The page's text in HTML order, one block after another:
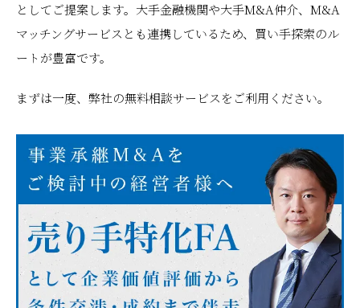
としてご提案します。大手金融機関や大手M&A仲介、M&A
マッチングサービスとも連携しているため、買い手探索のル
ートが豊富です。
まずは一度、弊社の無料相談サービスをご利用ください。